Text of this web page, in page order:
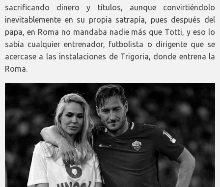
sacrificando dinero y títulos, aunque convirtiéndolo
inevitablemente en su propia satrapía, pues después del
papa, en Roma no mandaba nadie más que Totti, y eso lo
sabía cualquier entrenador, futbolista o dirigente que se
acercase a las instalaciones de Trigoria, donde entrena la
Roma.